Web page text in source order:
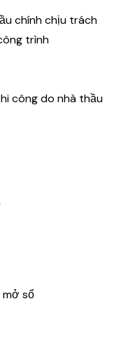
chính chịu trách
trình
công do nhà thầu
mở sổ